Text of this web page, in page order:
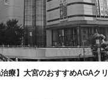
治療】大宮のおすすめAGAク